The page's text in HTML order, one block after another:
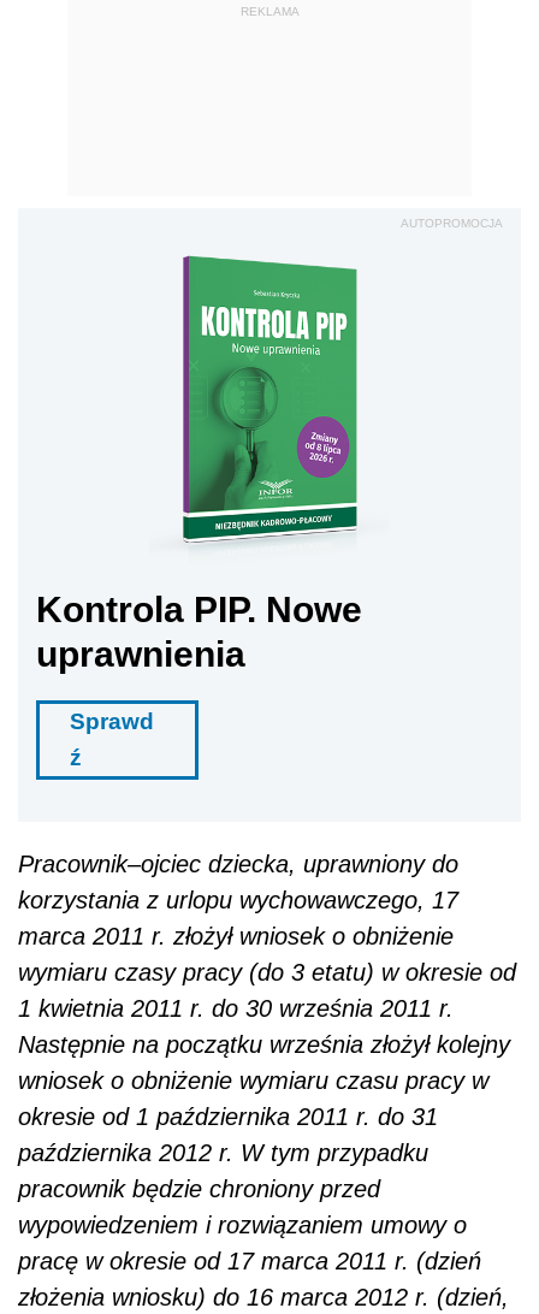
REKLAMA
AUTOPROMOCJA
Kontrola PIP. Nowe
uprawnienia
Sprawd
ź
Pracownik–ojciec dziecka, uprawniony do
korzystania z urlopu wychowawczego, 17
marca 2011 r. złożył wniosek o obniżenie
wymiaru czasy pracy (do 3 etatu) w okresie od
1 kwietnia 2011 r. do 30 września 2011 r.
Następnie na początku września złożył kolejny
wniosek o obniżenie wymiaru czasu pracy w
okresie od 1 października 2011 r. do 31
października 2012 r. W tym przypadku
pracownik będzie chroniony przed
wypowiedzeniem i rozwiązaniem umowy o
pracę w okresie od 17 marca 2011 r. (dzień
złożenia wniosku) do 16 marca 2012 r. (dzień,